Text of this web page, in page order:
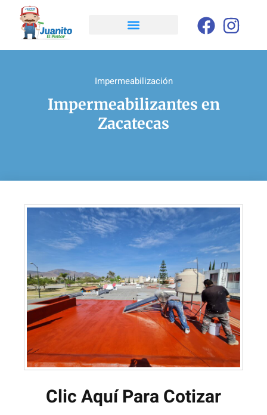
Impermeabilización
Impermeabilizantes en
Zacatecas
Clic Aquí Para Cotizar​